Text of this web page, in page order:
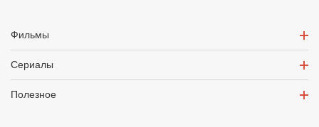
Фильмы
Сериалы
Полезное